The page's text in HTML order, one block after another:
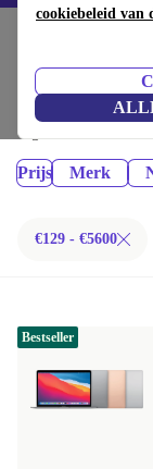
cookiebeleid van
Laptops:
Gecertificeerd
dagen retourrecht &
Prijs Merk
€129 - €5600
Bestseller